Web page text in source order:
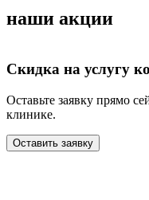
наши акции
Скидка на услугу
Оставьте заявку прямо
клинике.
Оставить заявку